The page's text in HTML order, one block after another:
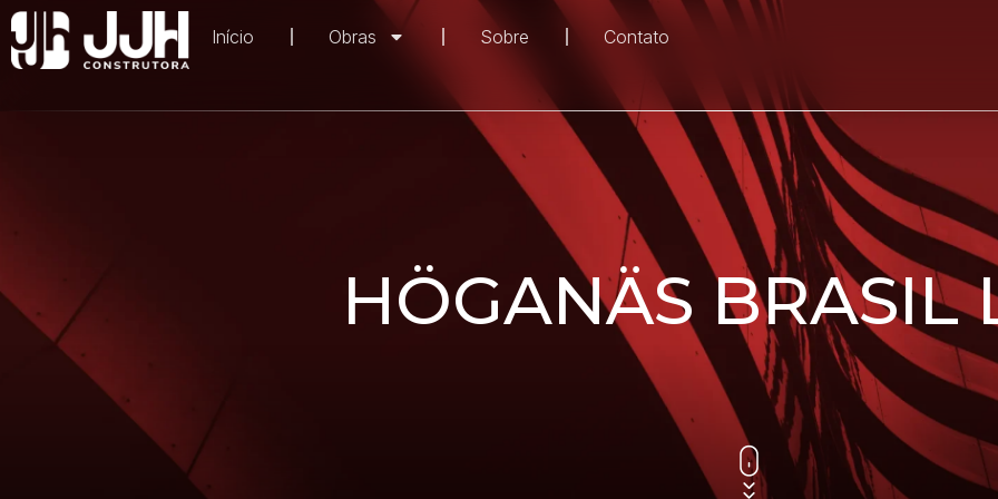
Início Obras Sobre Contato
HÖGANÄS BRASIL